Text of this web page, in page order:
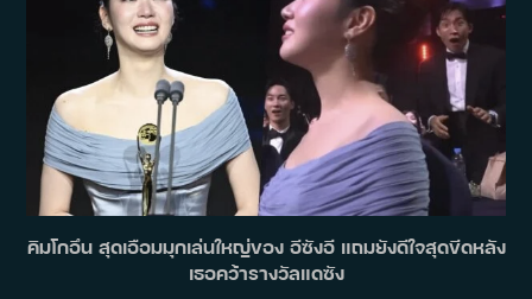
คิมโกอึน สุดเอือมมุกเล่นใหญ่ของ อีซังอี แถมยังดีใจสุดขีดหลัง
เธอคว้ารางวัลแดซัง